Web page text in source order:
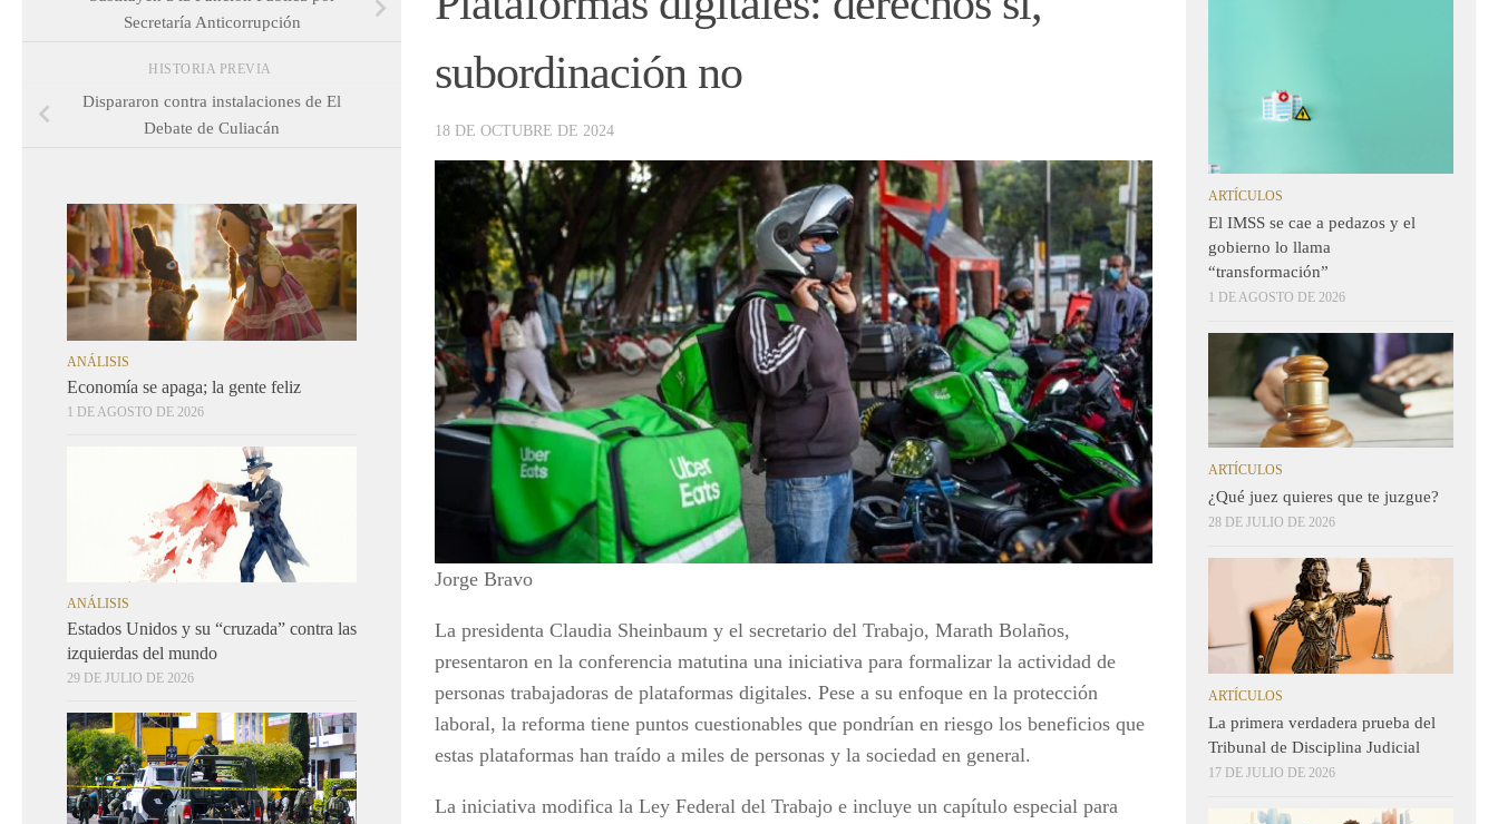
subordinación no
18 DE OCTUBRE DE 2024
Jorge Bravo
La presidenta Claudia Sheinbaum y el secretario del Trabajo, Marath Bolaños,
presentaron en la conferencia matutina una iniciativa para formalizar la actividad de
personas trabajadoras de plataformas digitales. Pese a su enfoque en la protección
laboral, la reforma tiene puntos cuestionables que pondrían en riesgo los beneficios que
estas plataformas han traído a miles de personas y la sociedad en general.
La iniciativa modifica la Ley Federal del Trabajo e incluye un capítulo especial para
Secretaría Anticorrupción
HISTORIA PREVIA
Dispararon contra instalaciones de El
Debate de Culiacán
ANÁLISIS
Economía se apaga; la gente feliz
1 DE AGOSTO DE 2026
ANÁLISIS
Estados Unidos y su “cruzada” contra las
izquierdas del mundo
29 DE JULIO DE 2026
ARTÍCULOS
El IMSS se cae a pedazos y el
gobierno lo llama
“transformación”
1 DE AGOSTO DE 2026
ARTÍCULOS
¿Qué juez quieres que te juzgue?
28 DE JULIO DE 2026
ARTÍCULOS
La primera verdadera prueba del
Tribunal de Disciplina Judicial
17 DE JULIO DE 2026